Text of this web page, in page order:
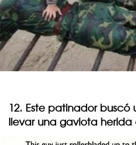
12. Este patinador
llevar una gaviota